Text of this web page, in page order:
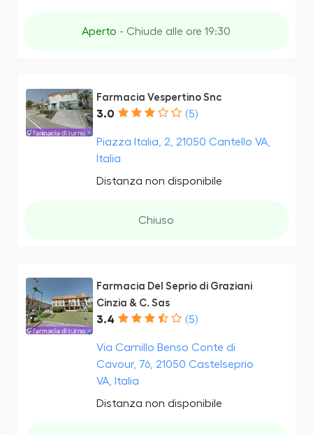
Aperto - Chiude alle ore 19:30
Farmacia Vespertino Snc
3.0 (5)
Piazza Italia, 2, 21050 Cantello VA,
Italia
Distanza non disponibile
Chiuso
Farmacia Del Seprio di Graziani
Cinzia & C. Sas
3.4 (5)
Via Camillo Benso Conte di
Cavour, 76, 21050 Castelseprio
VA, Italia
Distanza non disponibile